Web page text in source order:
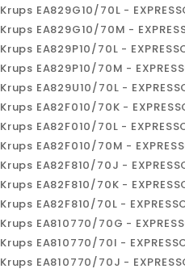
Krups EA829G10/70L -
Krups EA829G10/70M -
Krups EA829P10/70L -
Krups EA829P10/70M -
Krups EA829U10/70L -
Krups EA82F010/70K -
Krups EA82F010/70L -
Krups EA82F010/70M -
Krups EA82F810/70J -
Krups EA82F810/70K -
Krups EA82F810/70L -
Krups EA810770/70G -
Krups EA810770/70I -
Krups EA810770/70J -